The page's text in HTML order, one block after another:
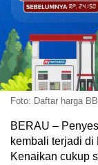
Foto: Daftar harga
BERAU –
kembali terjadi di
Kenaikan cukup